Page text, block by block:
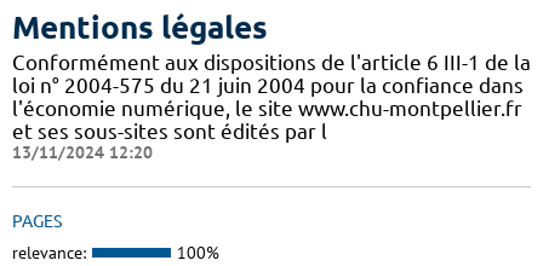
Mentions légales
Conformément aux dispositions de l'article 6 III-1 de la
loi n° 2004-575 du 21 juin 2004 pour la confiance dans
l'économie numérique, le site www.chu-montpellier.fr
et ses sous-sites sont édités par l
13/11/2024 12:20
PAGES
relevance: 100%